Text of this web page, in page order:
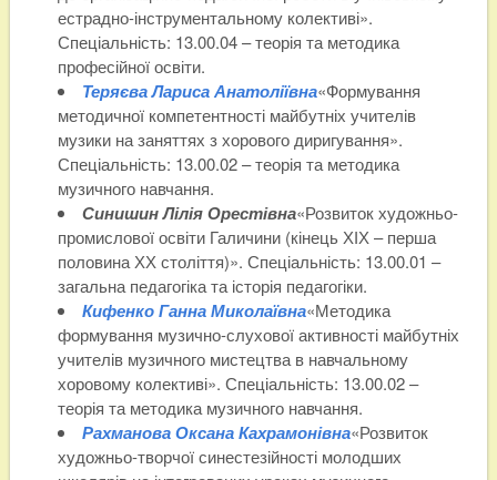
естрадно-інструментальному колективі».
Спеціальність: 13.00.04 – теорія та методика
професійної освіти.
Теряєва Лариса Анатоліївна«Формування
методичної компетентності майбутніх учителів
музики на заняттях з хорового диригування».
Спеціальність: 13.00.02 – теорія та методика
музичного навчання.
Синишин Лілія Орестівна«Розвиток художньо-
промислової освіти Галичини (кінець ХІХ – перша
половина ХХ століття)». Спеціальність: 13.00.01 –
загальна педагогіка та історія педагогіки.
Кифенко Ганна Миколаївна«Методика
формування музично-слухової активності майбутніх
учителів музичного мистецтва в навчальному
хоровому колективі». Спеціальність: 13.00.02 –
теорія та методика музичного навчання.
Рахманова Оксана Кахрамонівна«Розвиток
художньо-творчої синестезійності молодших